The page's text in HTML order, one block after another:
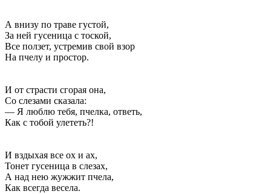
А внизу по траве густой,
За ней гусеница с тоской,
Все ползет, устремив свой взор
На пчелу и простор.
И от страсти сгорая она,
Со слезами сказала:
— Я люблю тебя, пчелка, ответь,
Как с тобой улететь?!
И вздыхая все ох и ах,
Тонет гусеница в слезах,
А над нею жужжит пчела,
Как всегда весела.